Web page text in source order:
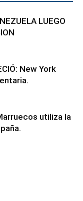
LUEGO
New York
utiliza la